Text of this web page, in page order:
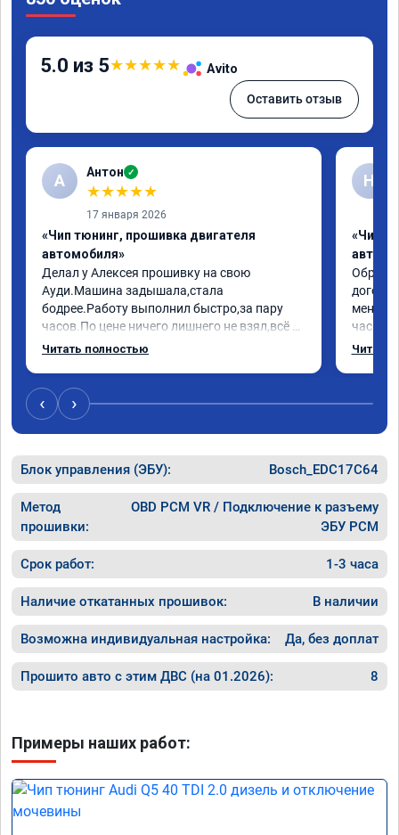
5.0 из 5★★★★★ Avito
Оставить отзыв
А Антон ✓
★★★★★
17 января 2026
«Чип тюнинг, прошивка двигателя
автомобиля»
Делал у Алексея прошивку на свою
Ауди.Машина задышала,стала
бодрее.Работу выполнил быстро,за пару
часов.По цене ничего лишнего не взял,всё
как договаривались заранее.После работы
случае поломки авто.Однозначно
рекомендую Алексея как грамотного
специалиста!
Читать полностью
Н
«Чип
меня
час
Арман
Читать
‹ ›
Блок управления (ЭБУ): Bosch_EDC17C64
Метод
прошивки:
OBD PCM VR / Подключение к разъему
ЭБУ PCM
Срок работ: 1-3 часа
Наличие откатанных прошивок: В наличии
Возможна индивидуальная настройка: Да, без доплат
Прошито авто с этим ДВС (на 01.2026): 8
Примеры наших работ: